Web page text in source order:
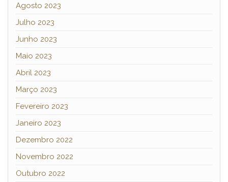
Agosto 2023
Julho 2023
Junho 2023
Maio 2023
Abril 2023
Março 2023
Fevereiro 2023
Janeiro 2023
Dezembro 2022
Novembro 2022
Outubro 2022